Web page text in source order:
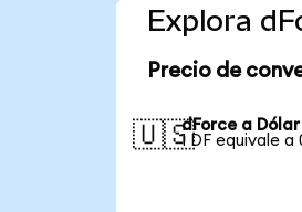
Explora
Precio de
🇺🇸dForce a
1 DF equivale a